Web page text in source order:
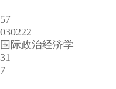
57
030222
国际政治经济学
31
7